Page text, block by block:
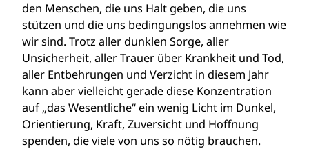
den Menschen, die uns Halt geben, die uns
stützen und die uns bedingungslos annehmen wie
wir sind. Trotz aller dunklen Sorge, aller
Unsicherheit, aller Trauer über Krankheit und Tod,
aller Entbehrungen und Verzicht in diesem Jahr
kann aber vielleicht gerade diese Konzentration
auf „das Wesentliche“ ein wenig Licht im Dunkel,
Orientierung, Kraft, Zuversicht und Hoffnung
spenden, die viele von uns so nötig brauchen.